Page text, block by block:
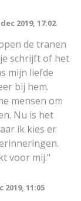
2019, 17:02
de tranen
schrijft of het
mijn liefde
bij hem.
mensen om
Nu is het
ik kies er
voor mij."
2019, 11:05